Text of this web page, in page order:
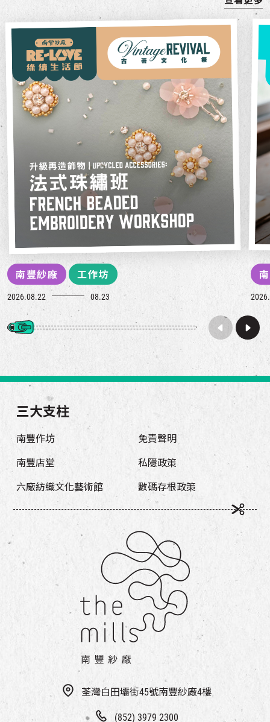
南豐紗廠 工作坊
2026.08.22 08.23
荃灣白田壩街45號南豐紗廠4樓
(852) 3979 2300
三大支柱
南豐作坊
南豐店堂
六廠紡織文化藝術館
免責聲明
私隱政策
數碼存根政策